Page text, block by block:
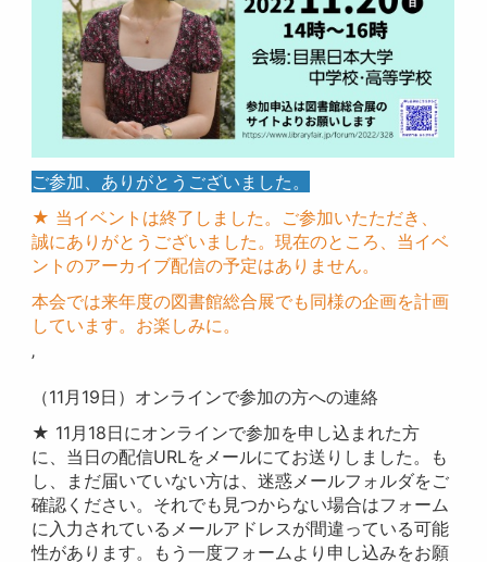
ご参加、ありがとうございました。
★ 当イベントは終了しました。ご参加いたただき、
誠にありがとうございました。現在のところ、当イベ
ントのアーカイブ配信の予定はありません。
本会では来年度の図書館総合展でも同様の企画を計画
しています。お楽しみに。
’
（11月19日）オンラインで参加の方への連絡
★ 11月18日にオンラインで参加を申し込まれた方
に、当日の配信URLをメールにてお送りしました。も
し、まだ届いていない方は、迷惑メールフォルダをご
確認ください。それでも見つからない場合はフォーム
に入力されているメールアドレスが間違っている可能
性があります。もう一度フォームより申し込みをお願